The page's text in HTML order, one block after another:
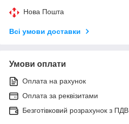
Нова Пошта
Всі умови доставки
Умови оплати
Оплата на рахунок
Оплата за реквізитами
Безготівковий розрахунок з ПДВ